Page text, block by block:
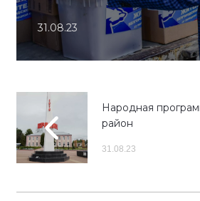
31.08.23
Народная
район
31.08.23